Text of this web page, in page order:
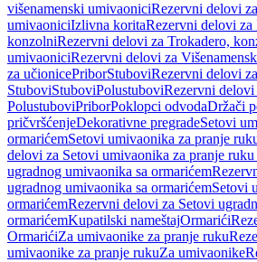
višenamenski umivaoniciRezervni delovi
umivaoniciIzlivna koritaRezervni delovi
konzolniRezervni delovi za Trokadero,
umivaoniciRezervni delovi za
za učionicePriborStuboviRezervni delovi za
StuboviStuboviPolustuboviRezervni delovi
PolustuboviPriborPoklopci odvodaDržači
pričvršćenjeDekorativne pregradeSetovi
ormarićemSetovi umivaonika za pranje
delovi za Setovi umivaonika za pranje ruku
ugradnog umivaonika sa ormarićem
ugradnog umivaonika sa ormarićemSetovi
ormarićemRezervni delovi za Setovi
ormarićemKupatilski nameštajOrmarići
OrmarićiZa umivaonike za pranje ruku
umivaonike za pranje rukuZa umivaonike